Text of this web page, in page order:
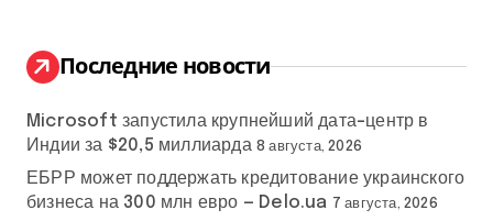
:
Последние новости
Microsoft запустила крупнейший дата-центр в
Индии за $20,5 миллиарда 8 августа, 2026
ЕБРР может поддержать кредитование украинского
бизнеса на 300 млн евро — Delo.ua 7 августа, 2026